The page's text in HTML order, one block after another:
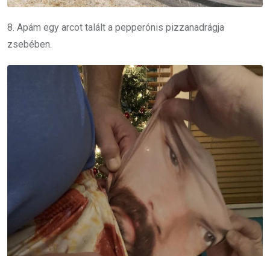
8. Apám egy arcot talált a pepperónis pizzanadrágja
zsebében.